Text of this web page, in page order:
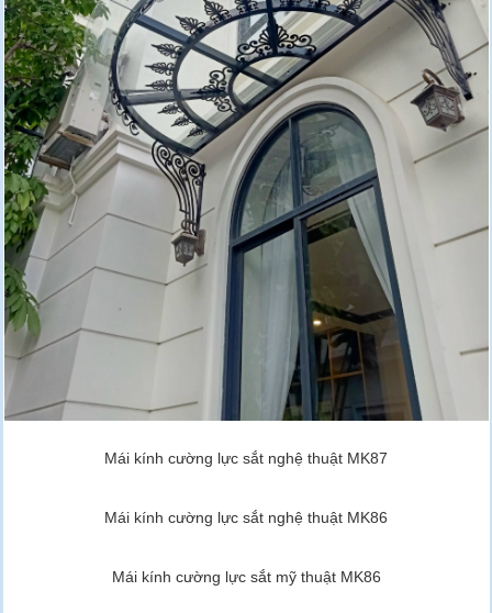
Mái kính cường lực sắt nghệ thuật MK87
Mái kính cường lực sắt nghệ thuật MK86
Mái kính cường lực sắt mỹ thuật MK86